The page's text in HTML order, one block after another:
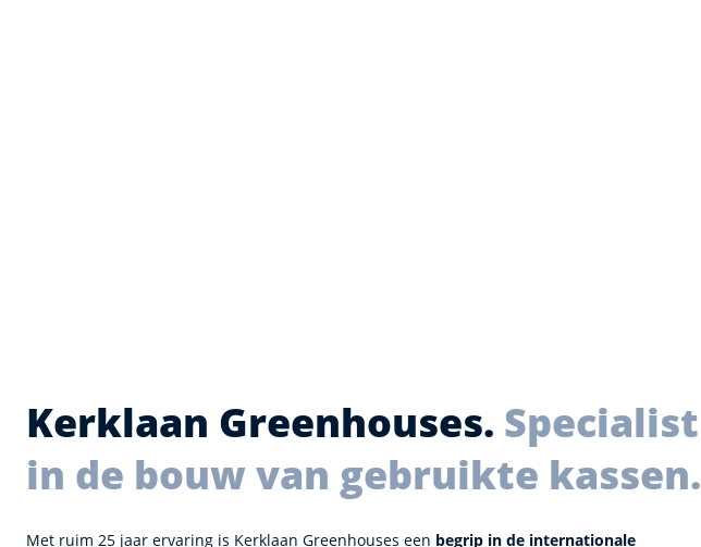
Kerklaan Greenhouses. Specialist
in de bouw van gebruikte kassen.
Met ruim 25 jaar ervaring is Kerklaan Greenhouses een begrip in de internationale